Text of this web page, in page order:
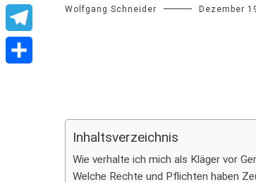
Wolfgang Schneider Dezember
Inhaltsverzeichnis
Wie verhalte ich mich als Kläger vor
Welche Rechte und Pflichten haben
WhatsApp
Telegram